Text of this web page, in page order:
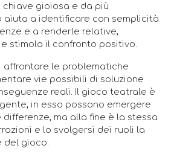
chiave gioiosa e da più
aiuta a identificare con semplicità
e a renderle relative,
stimola il confronto positivo.
affrontare le problematiche
vie possibili di soluzione
reali. Il gioco teatrale è
in esso possono emergere
ma alla fine è la stessa
e lo svolgersi dei ruoli la
del gioco.